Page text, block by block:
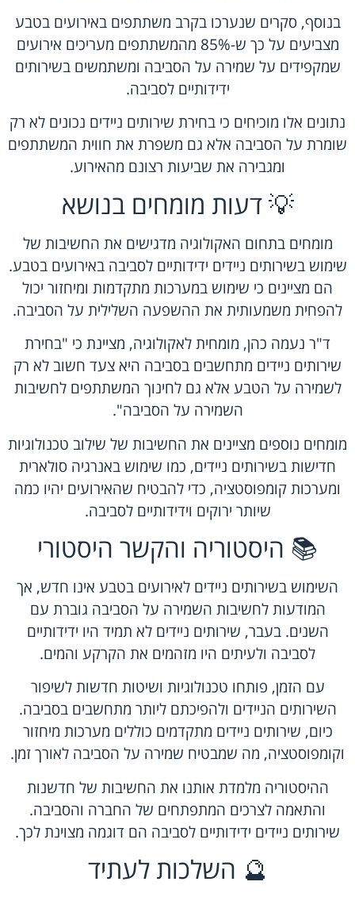
בנוסף, סקרים שנערכו בקרב משתתפים באירועים בטבע
מצביעים על כך ש-85% מהמשתתפים מעריכים אירועים
שמקפידים על שמירה על הסביבה ומשתמשים בשירותים
ידידותיים לסביבה.
נתונים אלו מוכיחים כי בחירת שירותים ניידים נכונים לא רק
שומרת על הסביבה אלא גם משפרת את חווית המשתתפים
ומגבירה את שביעות רצונם מהאירוע.
💡 דעות מומחים בנושא
מומחים בתחום האקולוגיה מדגישים את החשיבות של
שימוש בשירותים ניידים ידידותיים לסביבה באירועים בטבע.
הם מציינים כי שימוש במערכות מתקדמות ומיחזור יכול
להפחית משמעותית את ההשפעה השלילית על הסביבה.
ד"ר נעמה כהן, מומחית לאקולוגיה, מציינת כי "בחירת
שירותים ניידים מתחשבים בסביבה היא צעד חשוב לא רק
לשמירה על הטבע אלא גם לחינוך המשתתפים לחשיבות
השמירה על הסביבה".
מומחים נוספים מציינים את החשיבות של שילוב טכנולוגיות
חדישות בשירותים ניידים, כמו שימוש באנרגיה סולארית
ומערכות קומפוסטציה, כדי להבטיח שהאירועים יהיו כמה
שיותר ירוקים וידידותיים לסביבה.
📚 היסטוריה והקשר היסטורי
השימוש בשירותים ניידים לאירועים בטבע אינו חדש, אך
המודעות לחשיבות השמירה על הסביבה גוברת עם
השנים. בעבר, שירותים ניידים לא תמיד היו ידידותיים
לסביבה ולעיתים היו מזהמים את הקרקע והמים.
עם הזמן, פותחו טכנולוגיות ושיטות חדשות לשיפור
השירותים הניידים ולהפיכתם ליותר מתחשבים בסביבה.
כיום, שירותים ניידים מתקדמים כוללים מערכות מיחזור
וקומפוסטציה, מה שמבטיח שמירה על הסביבה לאורך זמן.
ההיסטוריה מלמדת אותנו את החשיבות של חדשנות
והתאמה לצרכים המתפתחים של החברה והסביבה.
שירותים ניידים ידידותיים לסביבה הם דוגמה מצוינת לכך.
🔮 השלכות לעתיד